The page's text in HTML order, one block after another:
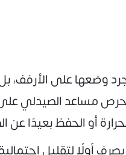
وضعها على الأرفف،
مساعد الصيدلي
أو الحفظ بعيدًا عن
أولًا لتقليل احتمالية